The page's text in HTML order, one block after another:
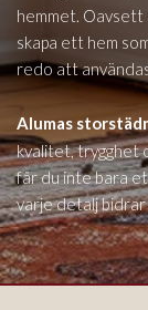
hemmet. Oavsett
skapa ett hem
redo att
Alumas
kvalitet, trygghet
får du inte bara
varje detalj bidrar